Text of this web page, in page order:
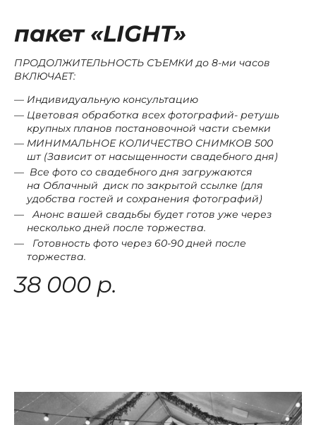
пакет «LIGHT»
ПРОДОЛЖИТЕЛЬНОСТЬ СЪЕМКИ до 8-ми часов
ВКЛЮЧАЕТ:
Индивидуальную консультацию
Цветовая обработка всех фотографий- ретушь
крупных планов постановочной части съемки
МИНИМАЛЬНОЕ КОЛИЧЕСТВО СНИМКОВ 500
шт (Зависит от насыщенности свадебного дня)
Все фото со свадебного дня загружаются
на Облачный диск по закрытой ссылке (для
удобства гостей и сохранения фотографий)
Анонс вашей свадьбы будет готов уже через
несколько дней после торжества.
Готовность фото через 60-90 дней после
торжества.
38 000 р.